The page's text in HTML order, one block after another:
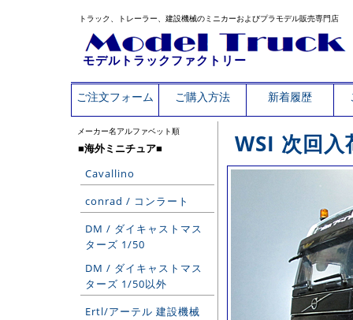
トラック、トレーラー、建設機械のミニカーおよびプラモデル販売専門店
モデルトラックファクトリー
ご注文フォーム ご購入方法 新着履歴
メーカー名アルファベット順
■海外ミニチュア■
Cavallino
conrad / コンラート
DM / ダイキャストマス
ターズ 1/50
DM / ダイキャストマス
ターズ 1/50以外
Ertl/アーテル 建設機械
WSI 次回